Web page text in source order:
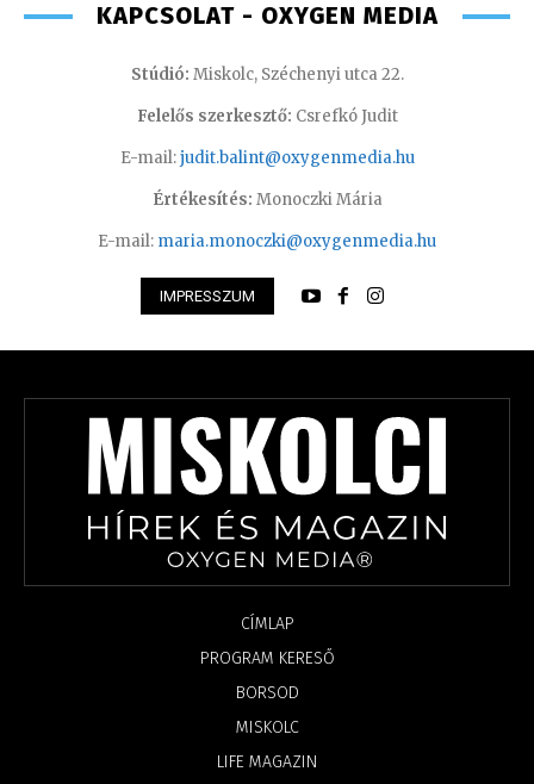
KAPCSOLAT - OXYGEN MEDIA
Stúdió: Miskolc, Széchenyi utca 22.
Felelős szerkesztő: Csrefkó Judit
E-mail:judit.balint@oxygenmedia.hu
Értékesítés: Monoczki Mária
E-mail: maria.monoczki@oxygenmedia.hu
IMPRESSZUM
CÍMLAP
PROGRAM KERESŐ
BORSOD
MISKOLC
LIFE MAGAZIN